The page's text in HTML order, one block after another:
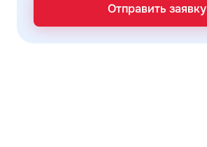
Отправить заявку